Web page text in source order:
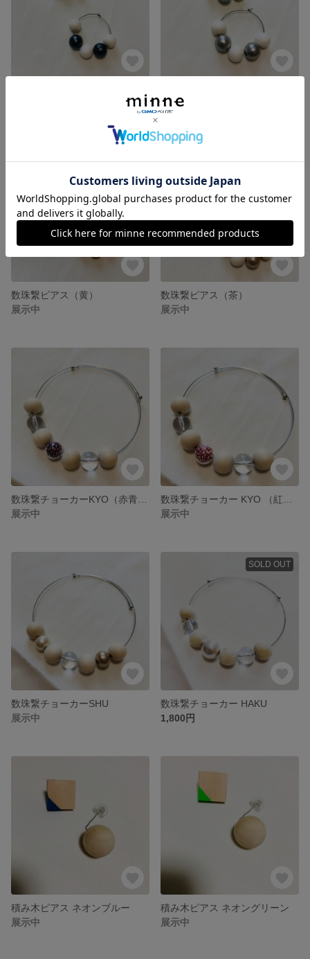
展示中
数珠繋ピアス（黄）
展示中
数珠繋ピアス（茶）
展示中
展示中
展示中
数珠繋チョーカーSHU
展示中
SOLD OUT
数珠繋チョーカー HAKU
1,800円
積み木ピアス ネオンブルー
展示中
積み木ピアス ネオングリーン
展示中